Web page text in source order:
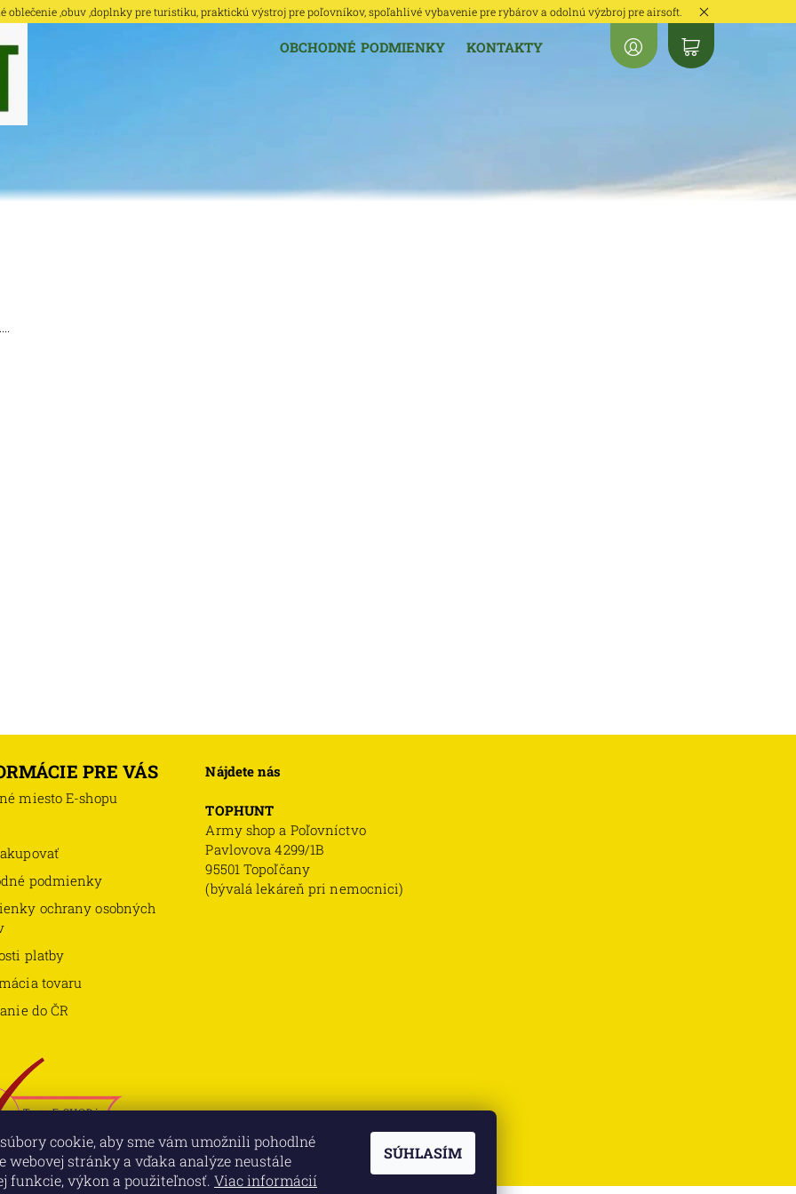
,obuv ,doplnky pre turistiku, praktickú výstroj pre poľovníkov, spoľahlivé vybavenie pre rybárov a odolnú výzbroj pre airsoft.
OBCHODNÉ PODMIENKY KONTAKTY
PRE VÁS
miesto E-shopu
podmienky
ochrany osobných
platby
tovaru
do ČR
Nájdete nás
TOPHUNT
Army shop a Poľovníctvo
Pavlovova 4299/1B
95501 Topoľčany
(bývalá lekáreň pri nemocnici)
cookie, aby sme vám umožnili pohodlné
webovej stránky a vďaka analýze neustále
funkcie, výkon a použiteľnosť. Viac informácií
SÚHLASÍM